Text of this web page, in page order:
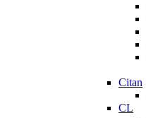
Citan
CL